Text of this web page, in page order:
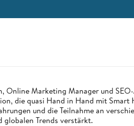
Online Marketing Manager und
die quasi Hand in Hand mit Smart
und die Teilnahme an
globalen Trends verstärkt.